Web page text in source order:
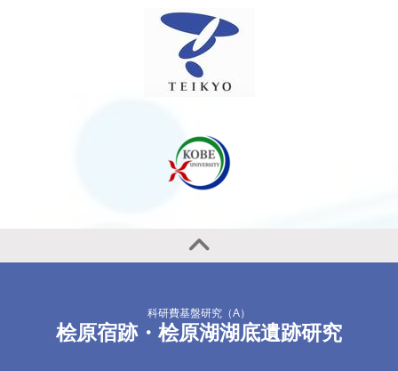
科研費基盤研究（A）
桧原宿跡・桧原湖湖底遺跡研究